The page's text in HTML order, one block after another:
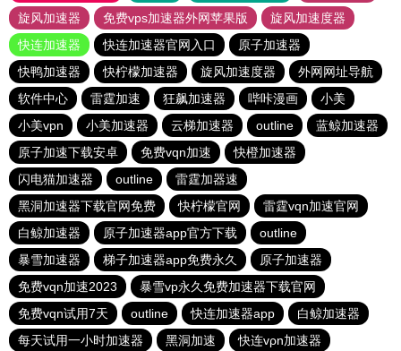
旋风加速器
免费vps加速器外网苹果版
旋风加速度器
快连加速器
快连加速器官网入口
原子加速器
快鸭加速器
快柠檬加速器 旋风加速度器
外网网址导航
软件中心
雷霆加速 狂飙加速器 哔咔漫画
小美
小美vpn
小美加速器 云梯加速器 outline
蓝鲸加速器
原子加速下载安卓
免费vqn加速
快橙加速器
闪电猫加速器
outline
雷霆加器速
黑洞加速器下载官网免费
快柠檬官网
雷霆vqn加速官网
白鲸加速器
原子加速器app官方下载
outline
暴雪加速器
梯子加速器app免费永久
原子加速器
免费vqn加速2023
暴雪vp永久免费加速器下载官网
免费vqn试用7天
outline 快连加速器app
白鲸加速器
每天试用一小时加速器
黑洞加速 快连vρn加速器